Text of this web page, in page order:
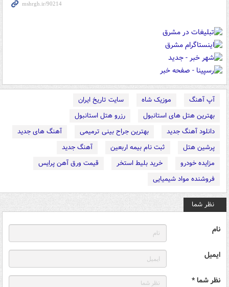
آپ آهنگ موزیک شاه
سایت تاریخ ایران
بهترین هتل های استانبول
رزرو هتل استانبول
دانلود آهنگ جدید
بهترین جراح بینی ترمیمی
آهنگ های جدید
پرشین هتل
ثبت نام بیمه اربعین
آهنگ جدید
مزایده خودرو
خرید بلیط استخر
قیمت ورق آهن پرایس
فروشنده مواد شیمیایی
نظر شما
نام
ایمیل
نظر شما *